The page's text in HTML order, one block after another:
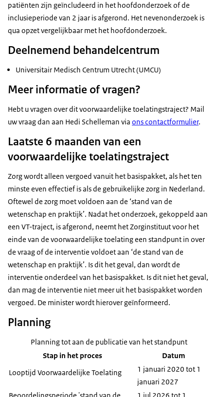
patiënten zijn geïncludeerd in het hoofdonderzoek of de
inclusieperiode van 2 jaar is afgerond. Het nevenonderzoek is
qua opzet vergelijkbaar met het hoofdonderzoek.
Deelnemend behandelcentrum
Universitair Medisch Centrum Utrecht (UMCU)
Meer informatie of vragen?
Hebt u vragen over dit voorwaardelijke toelatingstraject? Mail
uw vraag dan aan Hedi Schelleman via ons contactformulier.
Laatste 6 maanden van een
voorwaardelijke toelatingstraject
Zorg wordt alleen vergoed vanuit het basispakket, als het ten
minste even effectief is als de gebruikelijke zorg in Nederland.
Oftewel de zorg moet voldoen aan de ‘stand van de
wetenschap en praktijk’. Nadat het onderzoek, gekoppeld aan
een VT-traject, is afgerond, neemt het Zorginstituut voor het
einde van de voorwaardelijke toelating een standpunt in over
de vraag of de interventie voldoet aan ‘de stand van de
wetenschap en praktijk’. Is dit het geval, dan wordt de
interventie onderdeel van het basispakket. Is dit niet het geval,
dan mag de interventie niet meer uit het basispakket worden
vergoed. De minister wordt hierover geïnformeerd.
Planning
Planning tot aan de publicatie van het standpunt
Stap in het proces
Datum
Looptijd Voorwaardelijke Toelating
1 januari 2020 tot 1
januari 2027